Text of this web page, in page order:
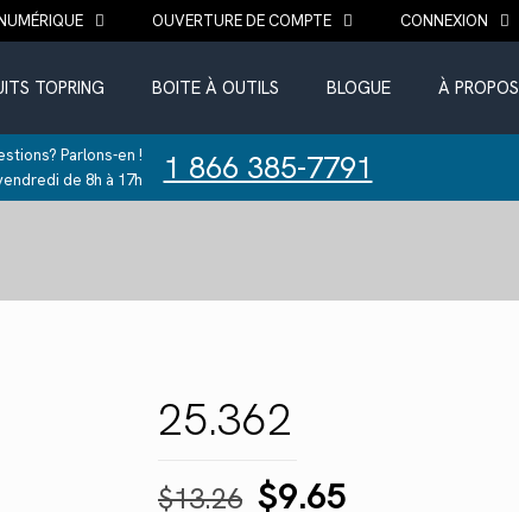
OUVERTURE DE COMPTE CONNEXION
TOPRING BOITE À OUTILS BLOGUE À PROPOS
Parlons-en !
de 8h à 17h
1 866 385-7791
25.362
$13.26 Le
$9.65